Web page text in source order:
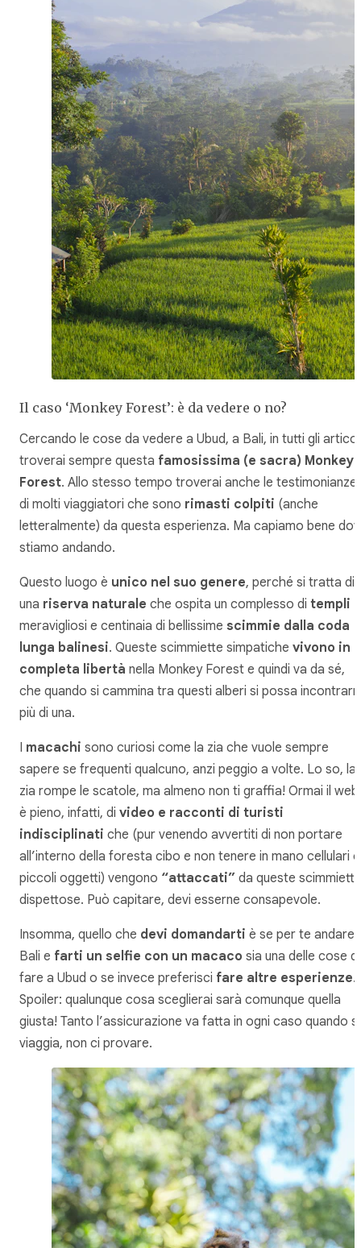
Il caso ‘Monkey Forest’: è da vedere o no?
Cercando le cose da vedere a Ubud, a Bali, in tutti gli
troverai sempre questa famosissima (e sacra) Monkey
Forest. Allo stesso tempo troverai anche le testimonianze
di molti viaggiatori che sono rimasti colpiti (anche
letteralmente) da questa esperienza. Ma capiamo bene
stiamo andando.
Questo luogo è unico nel suo genere, perché si tratta di
una riserva naturale che ospita un complesso di templi
meravigliosi e centinaia di bellissime scimmie dalla coda
lunga balinesi. Queste scimmiette simpatiche vivono in
completa libertà nella Monkey Forest e quindi va da sé,
che quando si cammina tra questi alberi si possa
più di una.
I macachi sono curiosi come la zia che vuole sempre
sapere se frequenti qualcuno, anzi peggio a volte. Lo so, la
zia rompe le scatole, ma almeno non ti graffia! Ormai il web
è pieno, infatti, di video e racconti di turisti
indisciplinati che (pur venendo avvertiti di non portare
all’interno della foresta cibo e non tenere in mano cellulari o
piccoli oggetti) vengono “attaccati” da queste scimmiette
dispettose. Può capitare, devi esserne consapevole.
Insomma, quello che devi domandarti è se per te andare
Bali e farti un selfie con un macaco sia una delle cose
fare a Ubud o se invece preferisci fare altre esperienze.
Spoiler: qualunque cosa sceglierai sarà comunque quella
giusta! Tanto l’assicurazione va fatta in ogni caso quando si
viaggia, non ci provare.